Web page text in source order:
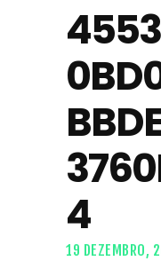
4
19 DEZEMBRO,